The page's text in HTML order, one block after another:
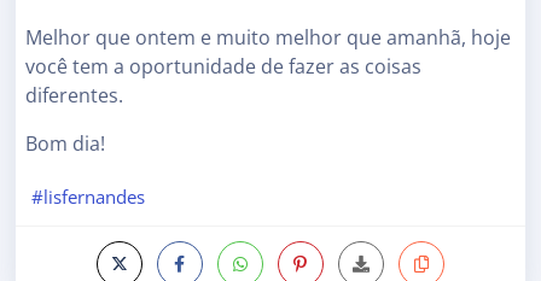
Melhor que ontem e muito melhor que amanhã, hoje
você tem a oportunidade de fazer as coisas
diferentes.
Bom dia!
#lisfernandes